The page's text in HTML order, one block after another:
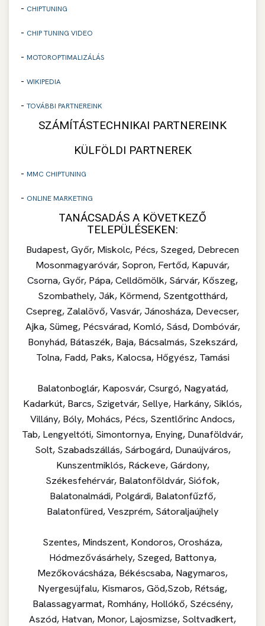
- CHIPTUNING
- CHIP TUNING VIDEO
- MOTOROPTIMALIZÁLÁS
- WIKIPEDIA
- TOVÁBBI PARTNEREINK
SZÁMÍTÁSTECHNIKAI PARTNEREINK
KÜLFÖLDI PARTNEREK
- MMC CHIPTUNING
- ONLINE MARKETING
TANÁCSADÁS A KÖVETKEZŐ
TELEPÜLÉSEKEN:
Budapest, Győr, Miskolc, Pécs, Szeged, Debrecen
Mosonmagyaróvár, Sopron, Fertőd, Kapuvár,
Csorna, Győr, Pápa, Celldömölk, Sárvár, Kőszeg,
Szombathely, Ják, Körmend, Szentgotthárd,
Csepreg, Zalalövő, Vasvár, Jánosháza, Devecser,
Ajka, Sümeg, Pécsvárad, Komló, Sásd, Dombóvár,
Bonyhád, Bátaszék, Baja, Bácsalmás, Szekszárd,
Tolna, Fadd, Paks, Kalocsa, Hőgyész, Tamási
Balatonboglár, Kaposvár, Csurgó, Nagyatád,
Kadarkút, Barcs, Szigetvár, Sellye, Harkány, Siklós,
Villány, Bóly, Mohács, Pécs, Szentlőrinc Andocs,
Tab, Lengyeltóti, Simontornya, Enying, Dunaföldvár,
Solt, Szabadszállás, Sárbogárd, Dunaújváros,
Kunszentmiklós, Ráckeve, Gárdony,
Székesfehérvár, Balatonföldvár, Siófok,
Balatonalmádi, Polgárdi, Balatonfűzfő,
Balatonfüred, Veszprém, Sátoraljaújhely
Szentes, Mindszent, Kondoros, Orosháza,
Hódmezővásárhely, Szeged, Battonya,
Mezőkovácsháza, Békéscsaba, Nagymaros,
Nyergesújfalu, Kismaros, Göd,Szob, Rétság,
Balassagyarmat, Romhány, Hollókő, Szécsény,
Aszód, Hatvan, Monor, Lajosmizse, Soltvadkert,